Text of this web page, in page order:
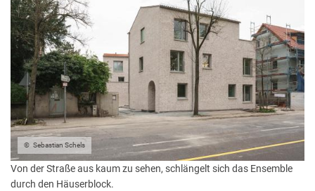
Sebastian Schels
Von der Straße aus kaum zu sehen, schlängelt sich das Ensemble
durch den Häuserblock.